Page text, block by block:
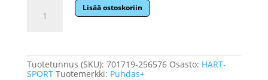
Sport
g
määrä
Lisää ostoskoriin
Tuotetunnus (SKU): 701719-256576 Osasto: HART-
SPORT Tuotemerkki: Puhdas+